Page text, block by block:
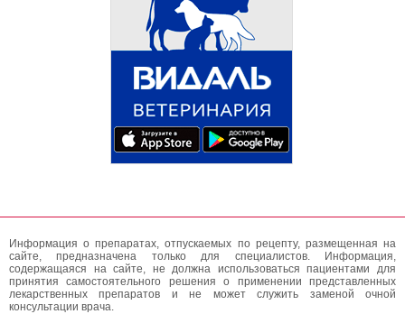
Информация о препаратах, отпускаемых по рецепту, размещенная на
сайте, предназначена только для специалистов. Информация,
содержащаяся на сайте, не должна использоваться пациентами для
принятия самостоятельного решения о применении представленных
лекарственных препаратов и не может служить заменой очной
консультации врача.